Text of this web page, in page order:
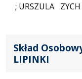
; URSZULA ZYCH
Skład
LIPINKI